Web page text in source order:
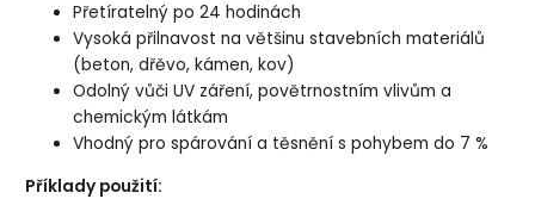
Přetíratelný po 24 hodinách
Vysoká přilnavost na většinu stavebních materiálů
(beton, dřěvo, kámen, kov)
Odolný vůči UV záření, povětrnostním vlivům a
chemickým látkám
Vhodný pro spárování a těsnění s pohybem do 7 %
Příklady použití: